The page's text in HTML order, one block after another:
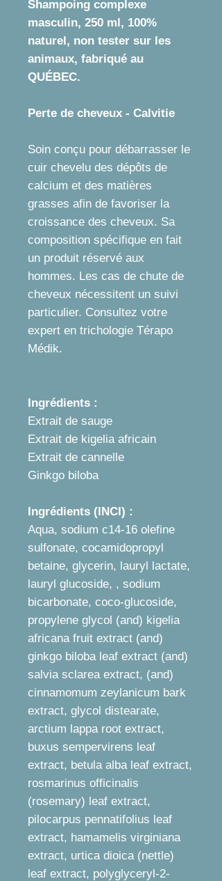
Shampoing complexe
masculin, 250 ml, 100%
naturel, non tester sur les
animaux, fabriqué au
QUÉBEC.
Perte de cheveux - Calvitie
Soin conçu pour débarrasser le
cuir chevelu des dépôts de
calcium et des matières
grasses afin de favoriser la
croissance des cheveux. Sa
composition spécifique en fait
un produit réservé aux
hommes. Les cas de chute de
cheveux nécessitent un suivi
particulier. Consultez votre
expert en trichologie Térapo
Médik.
Ingrédients :
Extrait de sauge
Extrait de kigelia africain
Extrait de cannelle
Ginkgo biloba
Ingrédients (INCI) :
Aqua, sodium c14-16 olefine
sulfonate, cocamidopropyl
betaine, glycerin, lauryl lactate,
lauryl glucoside, , sodium
bicarbonate, coco-glucoside,
propylene glycol (and) kigelia
africana fruit extract (and)
ginkgo biloba leaf extract (and)
salvia sclarea extract, (and)
cinnamomum zeylanicum bark
extract, glycol distearate,
arctium lappa root extract,
buxus sempervirens leaf
extract, betula alba leaf extract,
rosmarinus officinalis
(rosemary) leaf extract,
pilocarpus pennatifolius leaf
extract, hamamelis virginiana
extract, urtica dioica (nettle)
leaf extract, polyglyceryl-2-